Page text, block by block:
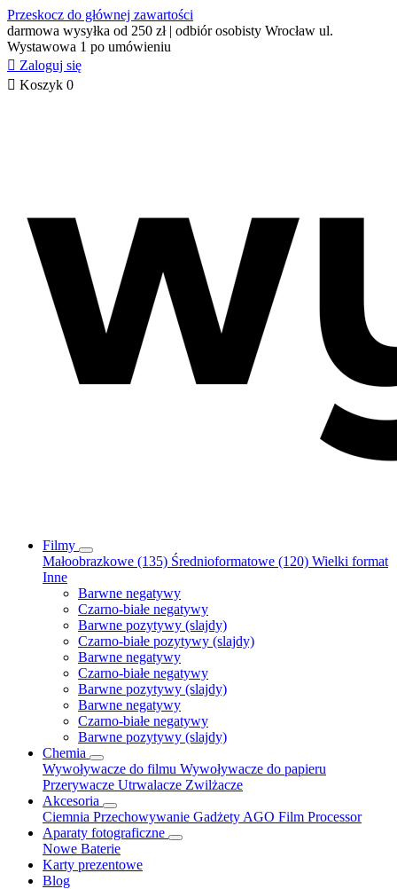
Przeskocz do głównej zawartości
darmowa wysyłka od 250 zł | odbiór osobisty Wrocław ul.
Wystawowa 1 po umówieniu
 Zaloguj się
 Koszyk 0
Filmy
Małoobrazkowe (135) Średnioformatowe (120) Wielki format
Inne
Barwne negatywy
Czarno-białe negatywy
Barwne pozytywy (slajdy)
Czarno-białe pozytywy (slajdy)
Barwne negatywy
Czarno-białe negatywy
Barwne pozytywy (slajdy)
Barwne negatywy
Czarno-białe negatywy
Barwne pozytywy (slajdy)
Chemia
Wywoływacze do filmu Wywoływacze do papieru
Przerywacze Utrwalacze Zwilżacze
Akcesoria
Ciemnia Przechowywanie Gadżety AGO Film Processor
Aparaty fotograficzne
Nowe Baterie
Karty prezentowe
Blog